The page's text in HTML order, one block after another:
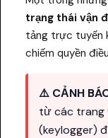
trạng thái vận
tảng trực tuyến
chiếm quyền
⚠️ CẢNH
từ các trang
(keylogger)